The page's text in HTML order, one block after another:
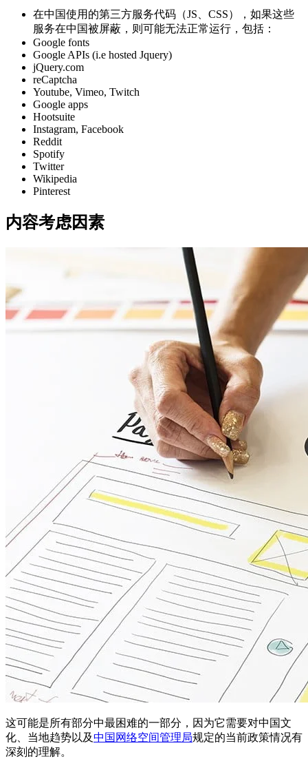
在中国使用的第三方服务代码（JS、CSS），如果这些
服务在中国被屏蔽，则可能无法正常运行，包括：
Google fonts
Google APIs (i.e hosted Jquery)
jQuery.com
reCaptcha
Youtube, Vimeo, Twitch
Google apps
Hootsuite
Instagram, Facebook
Reddit
Spotify
Twitter
Wikipedia
Pinterest
内容考虑因素
这可能是所有部分中最困难的一部分，因为它需要对中国文
化、当地趋势以及中国网络空间管理局规定的当前政策情况有
深刻的理解。